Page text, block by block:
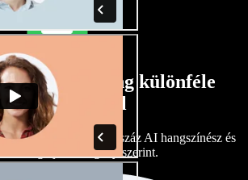
férfi és női hang különféle
akcentusokkal
Válasszon több száz AI hangszínész és
őket igény szerint.